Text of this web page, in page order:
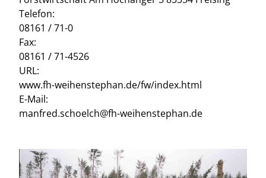
Telefon:
08161 / 71-0
Fax:
08161 / 71-4526
URL:
www.fh-weihenstephan.de/fw/index.html
E-Mail:
manfred.schoelch@fh-weihenstephan.de